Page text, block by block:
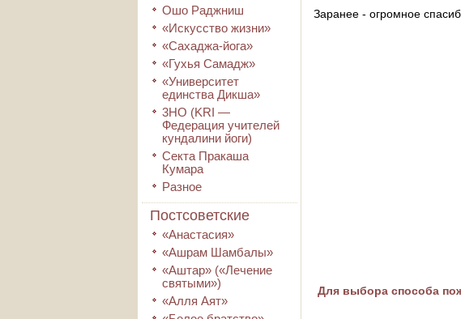
Ошо Раджниш
«Искусство жизни»
«Сахаджа-йога»
«Гухья Самадж»
«Университет
единства Дикша»
3HO (KRI ―
Федерация учителей
кундалини йоги)
Секта Пракаша
Кумара
Разное
Постсоветские
«Анастасия»
«Ашрам Шамбалы»
«Аштар» («Лечение
святыми»)
«Алля Аят»
Заранее - огромное
Для выбора способа